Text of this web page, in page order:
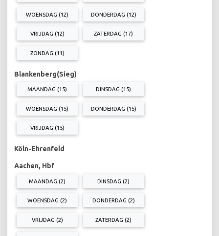
WOENSDAG (12) DONDERDAG (12)
VRIJDAG (12) ZATERDAG (17)
ZONDAG (11)
Blankenberg(Sieg)
MAANDAG (15) DINSDAG (15)
WOENSDAG (15) DONDERDAG (15)
VRIJDAG (15)
Köln-Ehrenfeld
Aachen, Hbf
MAANDAG (2) DINSDAG (2)
WOENSDAG (2) DONDERDAG (2)
VRIJDAG (2) ZATERDAG (2)